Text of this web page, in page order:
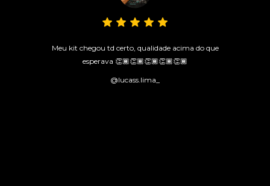
Meu kit chegou td certo, qualidade acima do que
esperava 👏🏾👏🏾👏🏾👏🏾👏🏾
@lucass.lima_